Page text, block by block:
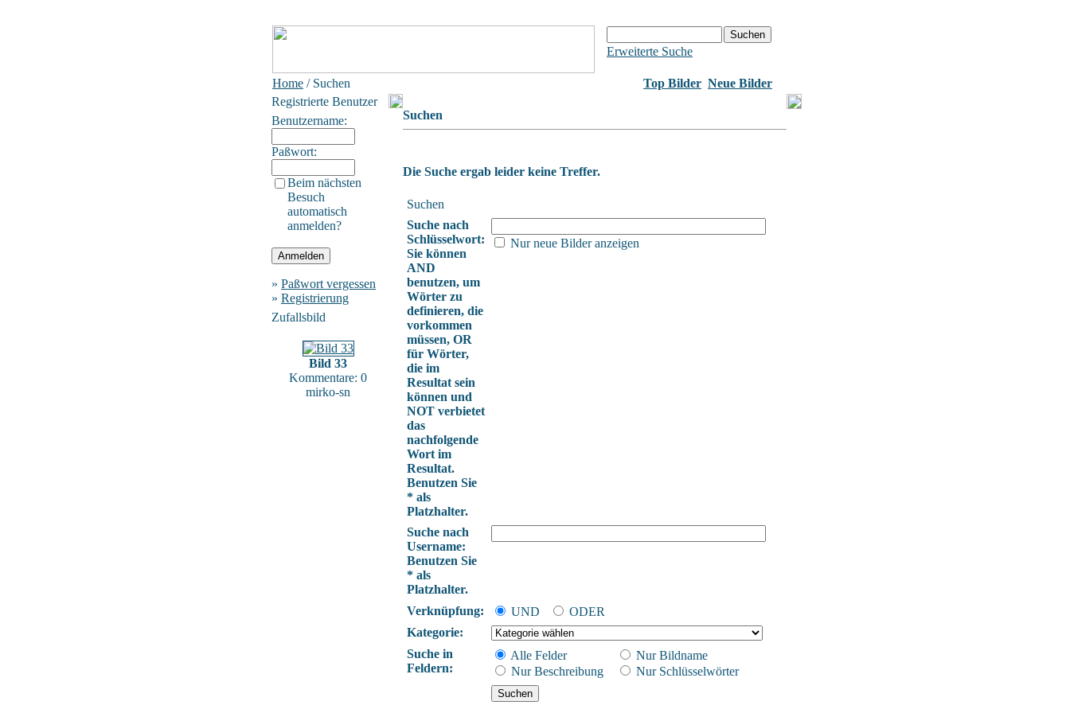
Erweiterte Suche
Home / Suchen Top Bilder Neue Bilder
Registrierte Benutzer
Benutzername:
Paßwort:
Beim nächsten
Besuch
automatisch
anmelden?
» Paßwort vergessen
» Registrierung
Zufallsbild
Bild 33
Kommentare: 0
mirko-sn
Suchen
Die Suche ergab leider keine Treffer.
Suchen
Suche nach
Schlüsselwort:
Sie können
AND
benutzen, um
Wörter zu
definieren, die
vorkommen
müssen, OR
für Wörter,
die im
Resultat sein
können und
NOT verbietet
das
nachfolgende
Wort im
Resultat.
Benutzen Sie
* als
Platzhalter.
Nur neue Bilder anzeigen
Suche nach
Username:
Benutzen Sie
* als
Platzhalter.
Verknüpfung:
UND
ODER
Kategorie:
Suche in
Feldern:
Alle Felder
Nur Bildname
Nur Beschreibung
Nur Schlüsselwörter